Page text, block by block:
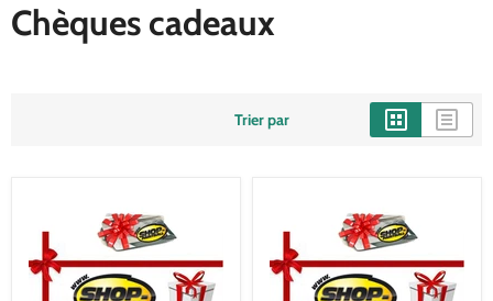
Chèques cadeaux
Trier par